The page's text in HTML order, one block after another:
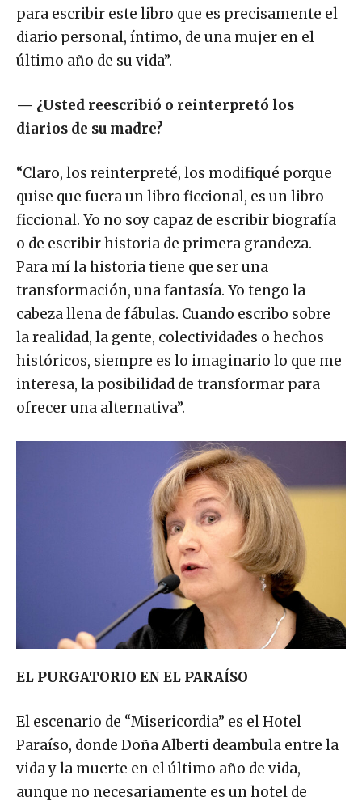
para escribir este libro que es precisamente el
diario personal, íntimo, de una mujer en el
último año de su vida”.
— ¿Usted reescribió o reinterpretó los
diarios de su madre?
“Claro, los reinterpreté, los modifiqué porque
quise que fuera un libro ficcional, es un libro
ficcional. Yo no soy capaz de escribir biografía
o de escribir historia de primera grandeza.
Para mí la historia tiene que ser una
transformación, una fantasía. Yo tengo la
cabeza llena de fábulas. Cuando escribo sobre
la realidad, la gente, colectividades o hechos
históricos, siempre es lo imaginario lo que me
interesa, la posibilidad de transformar para
ofrecer una alternativa”.
EL PURGATORIO EN EL PARAÍSO
El escenario de “Misericordia” es el Hotel
Paraíso, donde Doña Alberti deambula entre la
vida y la muerte en el último año de vida,
aunque no necesariamente es un hotel de